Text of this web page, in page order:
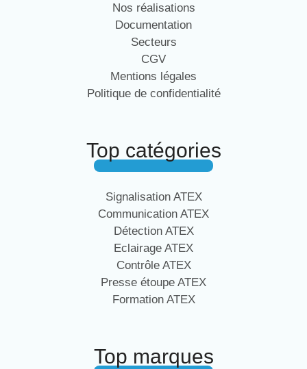
Nos réalisations
Documentation
Secteurs
CGV
Mentions légales
Politique de confidentialité
Top catégories
Signalisation ATEX
Communication ATEX
Détection ATEX
Eclairage ATEX
Contrôle ATEX
Presse étoupe ATEX
Formation ATEX
Top marques